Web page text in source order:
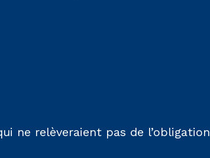
ne relèveraient pas de l’obligation